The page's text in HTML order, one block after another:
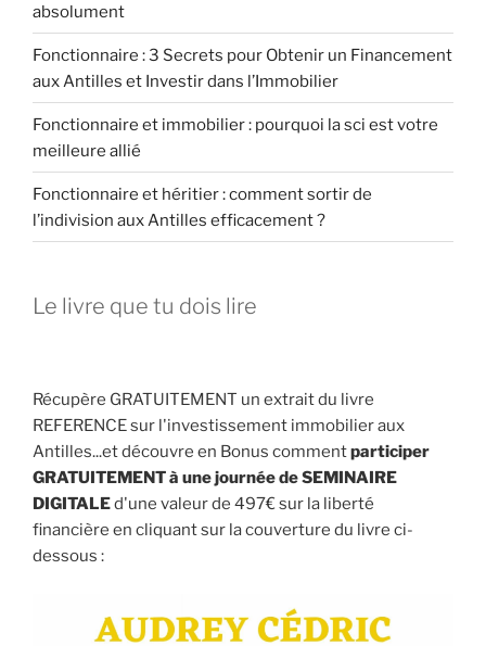
absolument
Fonctionnaire : 3 Secrets pour Obtenir un Financement
aux Antilles et Investir dans l’Immobilier
Fonctionnaire et immobilier : pourquoi la sci est votre
meilleure allié
Fonctionnaire et héritier : comment sortir de
l’indivision aux Antilles efficacement ?
Le livre que tu dois lire
Récupère GRATUITEMENT un extrait du livre
REFERENCE sur l'investissement immobilier aux
Antilles...et découvre en Bonus commentparticiper
GRATUITEMENT à une journée de SEMINAIRE
DIGITALEd'une valeur de 497€ sur la liberté
financière en cliquant sur la couverture du livre ci-
dessous :